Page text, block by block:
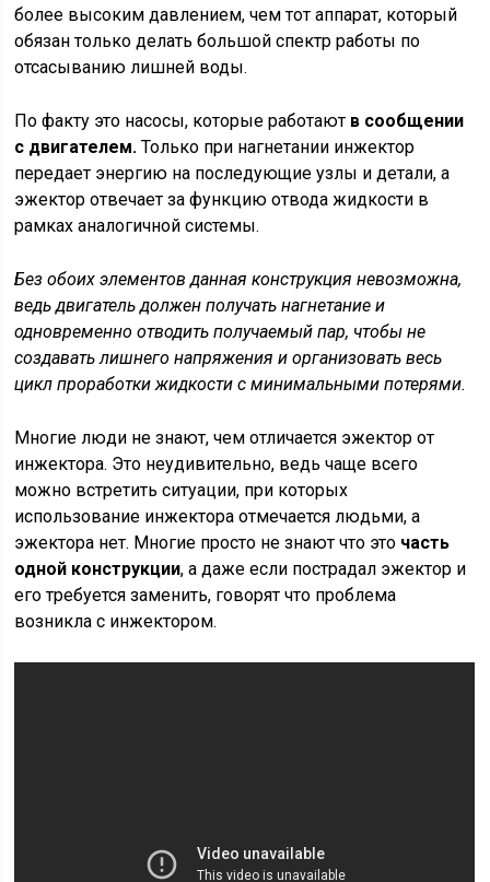
более высоким давлением, чем тот аппарат, который
обязан только делать большой спектр работы по
отсасыванию лишней воды.
По факту это насосы, которые работают в сообщении
с двигателем. Только при нагнетании инжектор
передает энергию на последующие узлы и детали, а
эжектор отвечает за функцию отвода жидкости в
рамках аналогичной системы.
Без обоих элементов данная конструкция невозможна,
ведь двигатель должен получать нагнетание и
одновременно отводить получаемый пар, чтобы не
создавать лишнего напряжения и организовать весь
цикл проработки жидкости с минимальными потерями.
Многие люди не знают, чем отличается эжектор от
инжектора. Это неудивительно, ведь чаще всего
можно встретить ситуации, при которых
использование инжектора отмечается людьми, а
эжектора нет. Многие просто не знают что это часть
одной конструкции, а даже если пострадал эжектор и
его требуется заменить, говорят что проблема
возникла с инжектором.